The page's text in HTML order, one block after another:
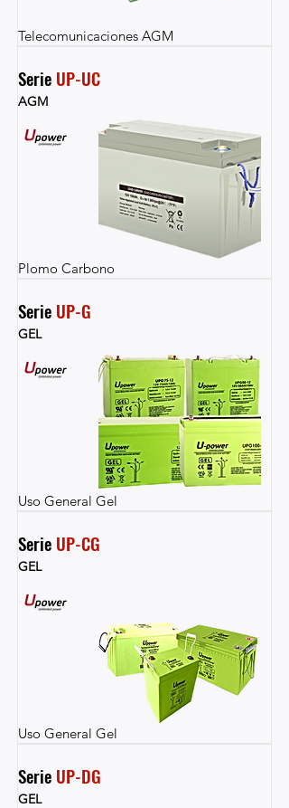
Telecomunicaciones AGM
Serie UP-UC
AGM
Plomo Carbono
Serie UP-G
GEL
Uso General Gel
Serie UP-CG
GEL
Uso General Gel
Serie UP-DG
GEL